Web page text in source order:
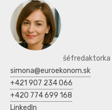
šéfredaktorka
simona@euroekonom.sk
+421 907 234 066
+420 774 699 168
LinkedIn